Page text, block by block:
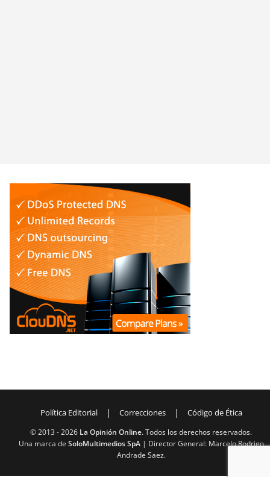
Política Editorial | Correcciones | Código de Ética
© 2013 -2026 La Opinión Online. Todos los derechos reservados.
Una marca de SoloMultimedios SpA| Director General: Marcelo Rodrigo
Andrade Saez.